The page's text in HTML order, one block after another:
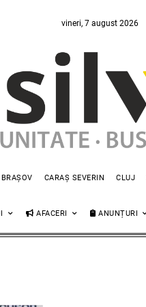
vineri, 7 august 2026
BRAȘOV CARAȘ SEVERIN CLUJ
AFACERI ANUNȚURI